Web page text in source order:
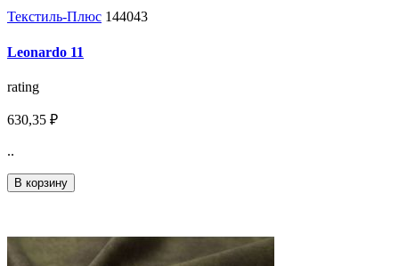
Текстиль-Плюс 144043
Leonardo 11
rating
630,35 ₽
..
В корзину